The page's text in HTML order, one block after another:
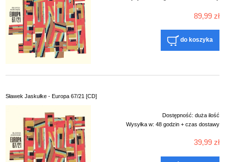
89,99 zł
do koszyka
Sławek Jaskułke - Europa 67/21 [CD]
Dostępność: duża ilość
Wysyłka w: 48 godzin + czas dostawy
39,99 zł